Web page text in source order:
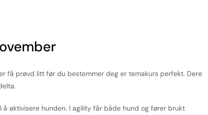
få prøvd litt før du bestemmer deg er temakurs perfekt. Dere
aktivisere hunden. I agility får både hund og fører brukt